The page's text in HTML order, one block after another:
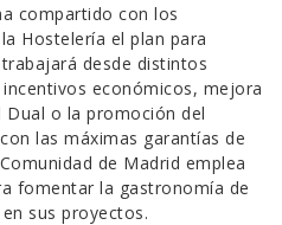
compartido con los
Hostelería el plan para
desde distintos
económicos, mejora
o la promoción del
las máximas garantías de
de Madrid emplea
fomentar la gastronomía de
sus proyectos.